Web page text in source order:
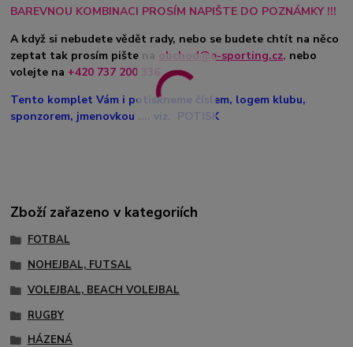
BAREVNOU KOMBINACI PROSÍM NAPIŠTE DO POZNÁMKY !!!
A když si nebudete vědět rady, nebo se budete chtít na něco
zeptat tak prosím pište na obchod@e-sporting.cz, nebo
volejte na +420 737 200 336
Tento komplet Vám i potiskneme číslem, logem klubu,
sponzorem, jmenovkou .... viz. POTISK
Zboží zařazeno v kategoriích
FOTBAL
NOHEJBAL, FUTSAL
VOLEJBAL, BEACH VOLEJBAL
RUGBY
HÁZENÁ